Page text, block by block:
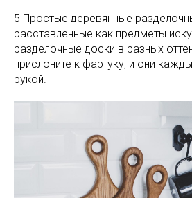
5 Простые деревянные
расставленные как предметы
разделочные доски в разных
прислоните к фартуку, и они
рукой.